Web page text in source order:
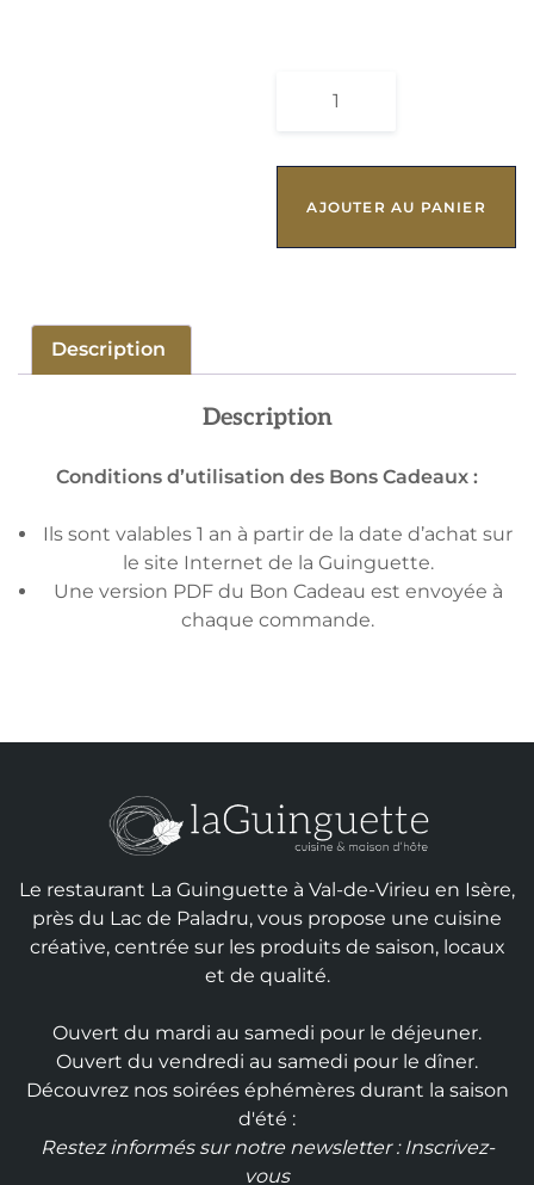
AJOUTER AU PANIER
Description
Description
Conditions d’utilisation des Bons Cadeaux :
Ils sont valables 1 an à partir de la date d’achat sur
le site Internet de la Guinguette.
Une version PDF du Bon Cadeau est envoyée à
chaque commande.
Le restaurant La Guinguette à Val-de-Virieu en Isère,
près du Lac de Paladru, vous propose une cuisine
créative, centrée sur les produits de saison, locaux
et de qualité.
Ouvert du mardi au samedi pour le déjeuner.
Ouvert du vendredi au samedi pour le dîner.
Découvrez nos soirées éphémères durant la saison
d'été :
Restez informés sur notre newsletter : Inscrivez-
vous